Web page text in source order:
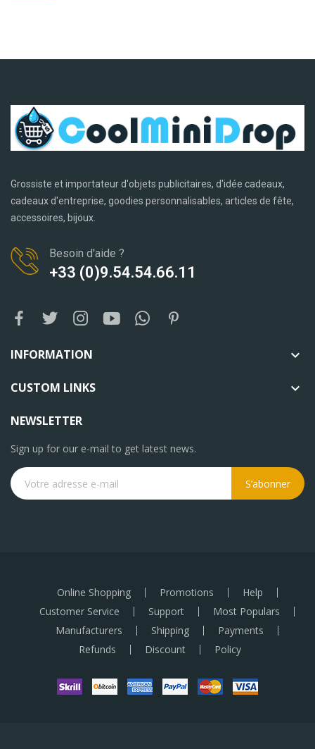
Grossiste et importateur d'objets publicitaires, d'idée cadeaux,
cadeaux d'entreprise, goodies personnalisables, articles de fête,
accessoires, bijoux.
Besoin d'aide ?
+33 (0)9.54.54.66.11
INFORMATION 
CUSTOM LINKS 
NEWSLETTER
Sign up for our e-mail to get latest news.
S’abonner
Online Shopping Promotions
Help
Customer Service
Support
Most Populars
Manufacturers
Shipping
Payments
Refunds
Discount Policy